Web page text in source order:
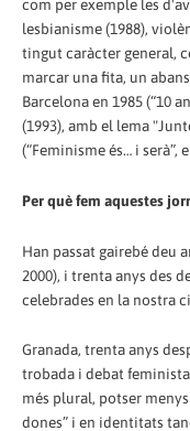
com per exemple les
lesbianisme (1988),
tingut caràcter general,
marcar una fita, un
Barcelona en 1985 (“10
(1993), amb el lema
(“Feminisme és… i serà”,
Per què fem aquestes
Han passat gairebé deu
2000), i trenta anys des
celebrades en la nostra
Granada, trenta anys
trobada i debat
més plural, potser
dones” i en identitats